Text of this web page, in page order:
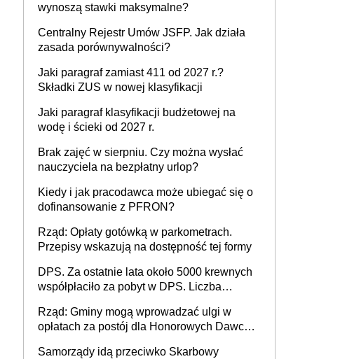
wynoszą stawki maksymalne?
Centralny Rejestr Umów JSFP. Jak działa
zasada porównywalności?
Jaki paragraf zamiast 411 od 2027 r.?
Składki ZUS w nowej klasyfikacji
Jaki paragraf klasyfikacji budżetowej na
wodę i ścieki od 2027 r.
Brak zajęć w sierpniu. Czy można wysłać
nauczyciela na bezpłatny urlop?
Kiedy i jak pracodawca może ubiegać się o
dofinansowanie z PFRON?
Rząd: Opłaty gotówką w parkometrach.
Przepisy wskazują na dostępność tej formy
DPS. Za ostatnie lata około 5000 krewnych
współpłaciło za pobyt w DPS. Liczba
Rząd: Gminy mogą wprowadzać ulgi w
opłatach za postój dla Honorowych Dawców
Samorządy idą przeciwko Skarbowy